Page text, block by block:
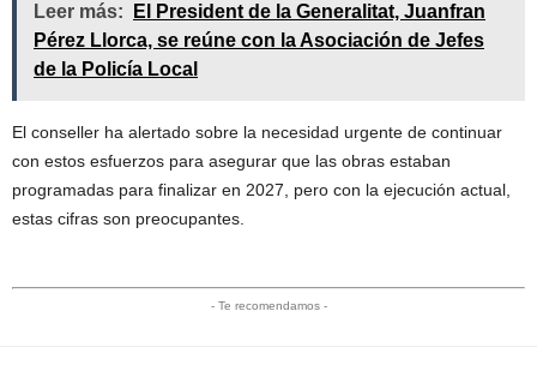
Leer más:
El President de la Generalitat, Juanfran
Pérez Llorca, se reúne con la Asociación de Jefes
de la Policía Local
El conseller ha alertado sobre la necesidad urgente de continuar
con estos esfuerzos para asegurar que las obras estaban
programadas para finalizar en 2027, pero con la ejecución actual,
estas cifras son preocupantes.
- Te recomendamos -